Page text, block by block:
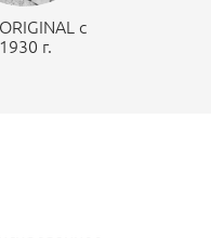
c
1930 г.